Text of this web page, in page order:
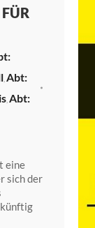
eine
sich der